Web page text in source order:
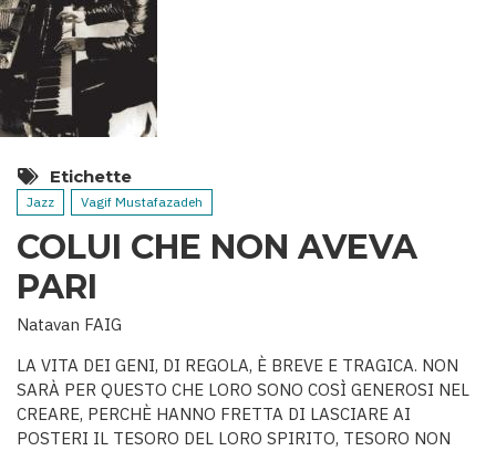
Etichette
Jazz Vagif Mustafazadeh
COLUI CHE NON AVEVA
PARI
Natavan FAIG
LA VITA DEI GENI, DI REGOLA, È BREVE E TRAGICA. NON
SARÀ PER QUESTO CHE LORO SONO COSÌ GENEROSI NEL
CREARE, PERCHÈ HANNO FRETTA DI LASCIARE AI
POSTERI IL TESORO DEL LORO SPIRITO, TESORO NON